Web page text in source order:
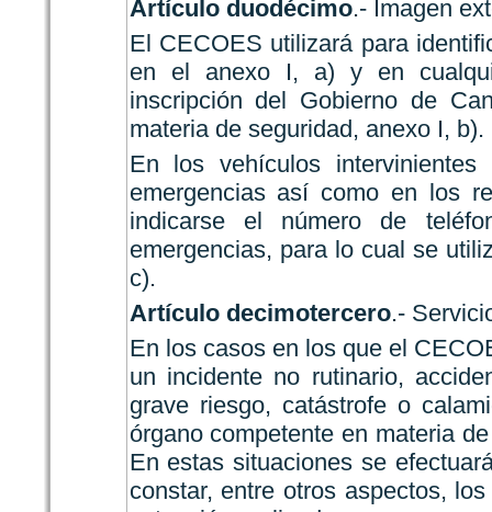
Artículo duodécimo.- Imagen
El CECOES utilizará para
en el anexo I, a) y en
inscripción del Gobierno de
materia de seguridad, anexo I, b).
En los vehículos
emergencias así como en los
indicarse el número de
emergencias, para lo cual se
c).
Artículo decimotercero.-
En los casos en los que el
un incidente no rutinario,
grave riesgo, catástrofe o
órgano competente en materia
En estas situaciones se
constar, entre otros aspectos,